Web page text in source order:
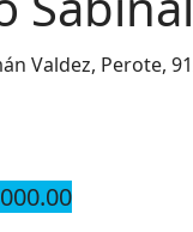
Valdez, Perote,